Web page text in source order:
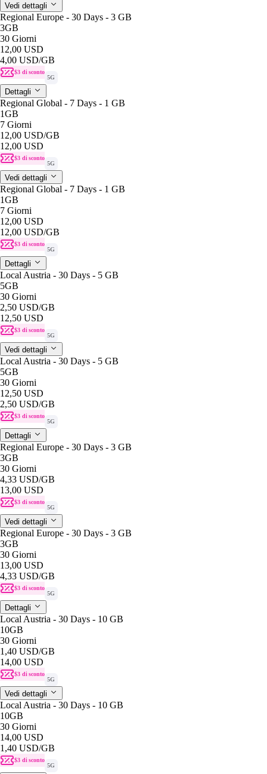
Vedi dettagli
Regional Europe - 30 Days - 3 GB
3GB
30 Giorni
12,00 USD
4,00 USD/GB
$3 di sconto
5G
Dettagli
Regional Global - 7 Days - 1 GB
1GB
7 Giorni
12,00 USD/GB
12,00 USD
$3 di sconto
5G
Vedi dettagli
Regional Global - 7 Days - 1 GB
1GB
7 Giorni
12,00 USD
12,00 USD/GB
$3 di sconto
5G
Dettagli
Local Austria - 30 Days - 5 GB
5GB
30 Giorni
2,50 USD/GB
12,50 USD
$3 di sconto
5G
Vedi dettagli
Local Austria - 30 Days - 5 GB
5GB
30 Giorni
12,50 USD
2,50 USD/GB
$3 di sconto
5G
Dettagli
Regional Europe - 30 Days - 3 GB
3GB
30 Giorni
4,33 USD/GB
13,00 USD
$3 di sconto
5G
Vedi dettagli
Regional Europe - 30 Days - 3 GB
3GB
30 Giorni
13,00 USD
4,33 USD/GB
$3 di sconto
5G
Dettagli
Local Austria - 30 Days - 10 GB
10GB
30 Giorni
1,40 USD/GB
14,00 USD
$3 di sconto
5G
Vedi dettagli
Local Austria - 30 Days - 10 GB
10GB
30 Giorni
14,00 USD
1,40 USD/GB
$3 di sconto
5G